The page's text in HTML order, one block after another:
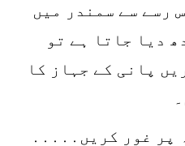
رسے سے سمندر میں
دیا جاتا ہے تو
پانی کے جہاز کا
پر غور کریں․․․․․